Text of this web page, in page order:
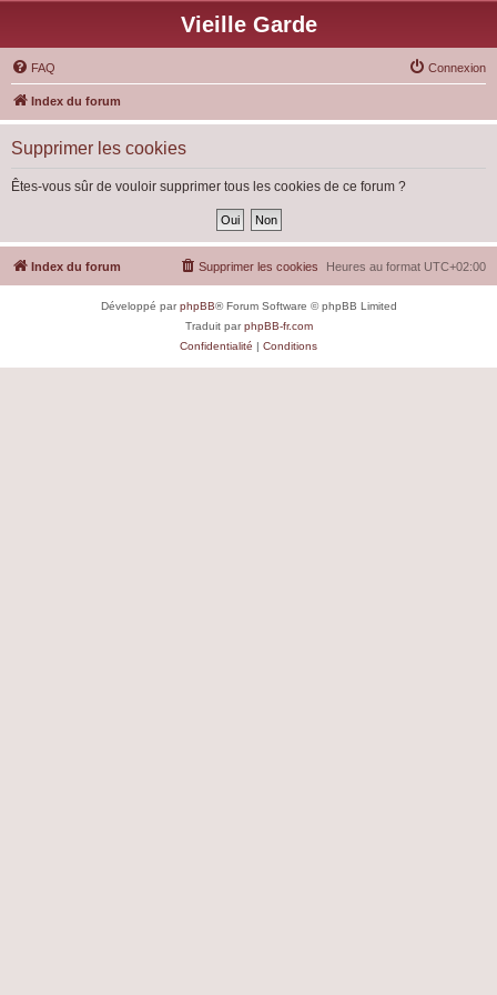
Vieille Garde
FAQ Connexion
Index du forum
Supprimer les cookies
Êtes-vous sûr de vouloir supprimer tous les cookies de ce forum ?
Index du forum Heures au format UTC+02:00
Supprimer les cookies
Développé parphpBB® Forum Software © phpBB Limited
Traduit parphpBB-fr.com
Confidentialité | Conditions